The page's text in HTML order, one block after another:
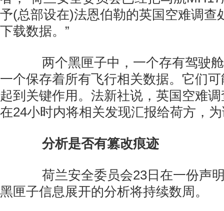
予(总部设在)法恩伯勒的英国空难调查
下载数据。”
两个黑匣子中，一个存有驾驶舱
一个保存着所有飞行相关数据。它们
起到关键作用。法新社说，英国空难
在24小时内将相关发现汇报给荷方，
分析是否有篡改痕迹
荷兰安全委员会23日在一份声明
黑匣子信息展开的分析将持续数周。